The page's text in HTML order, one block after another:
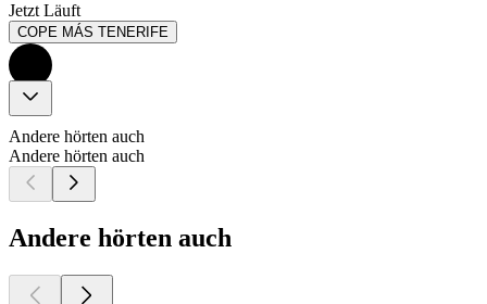
Jetzt Läuft
COPE MÁS TENERIFE
Andere hörten auch
Andere hörten auch
Andere hörten auch